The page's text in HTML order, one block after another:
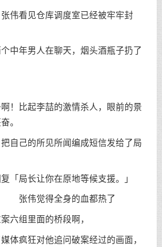
看见仓库调度室已经被牢牢封
年男人在聊天，烟头酒瓶子扔了
比起李喆的激情杀人，眼前的景
。
己的所见所闻编成短信发给了局
局长让你在原地等候支援。」
身的血都热了
组里面的桥段啊，
疯狂对他追问破案经过的画面，